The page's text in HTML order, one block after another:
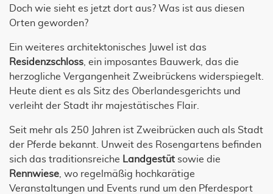
Doch wie sieht es jetzt dort aus? Was ist aus diesen
Orten geworden?
Ein weiteres architektonisches Juwel ist das
Residenzschloss , ein imposantes Bauwerk, das die
herzogliche Vergangenheit Zweibrückens widerspiegelt.
Heute dient es als Sitz des Oberlandesgerichts und
verleiht der Stadt ihr majestätisches Flair.
Seit mehr als 250 Jahren ist Zweibrücken auch als Stadt
der Pferde bekannt. Unweit des Rosengartens befinden
sich das traditionsreiche Landgestüt sowie die
Rennwiese , wo regelmäßig hochkarätige
Veranstaltungen und Events rund um den Pferdesport